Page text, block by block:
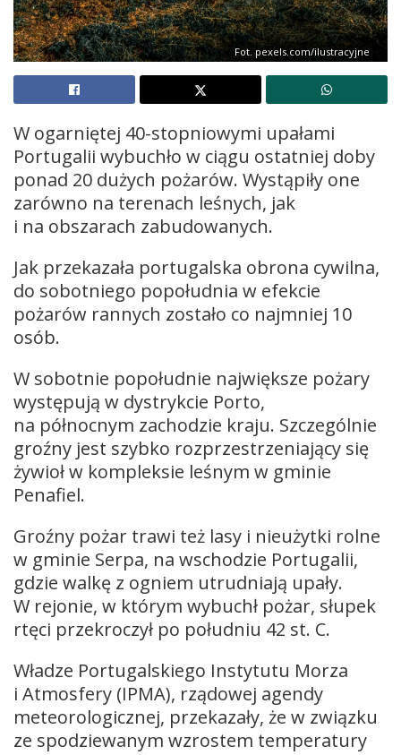
Fot. pexels.com/ilustracyjne
W ogarniętej 40-stopniowymi upałami
Portugalii wybuchło w ciągu ostatniej doby
ponad 20 dużych pożarów. Wystąpiły one
zarówno na terenach leśnych, jak
i na obszarach zabudowanych.
Jak przekazała portugalska obrona cywilna,
do sobotniego popołudnia w efekcie
pożarów rannych zostało co najmniej 10
osób.
W sobotnie popołudnie największe pożary
występują w dystrykcie Porto,
na północnym zachodzie kraju. Szczególnie
groźny jest szybko rozprzestrzeniający się
żywioł w kompleksie leśnym w gminie
Penafiel.
Groźny pożar trawi też lasy i nieużytki rolne
w gminie Serpa, na wschodzie Portugalii,
gdzie walkę z ogniem utrudniają upały.
W rejonie, w którym wybuchł pożar, słupek
rtęci przekroczył po południu 42 st. C.
Władze Portugalskiego Instytutu Morza
i Atmosfery (IPMA), rządowej agendy
meteorologicznej, przekazały, że w związku
ze spodziewanym wzrostem temperatury